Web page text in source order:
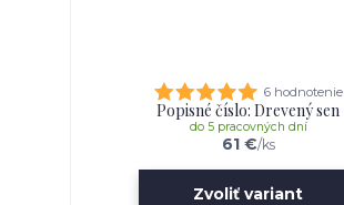
6 hodnotenie
Popisné číslo: Drevený sen
61 €/ks
do 5 pracovných dní
Zvoliť variant